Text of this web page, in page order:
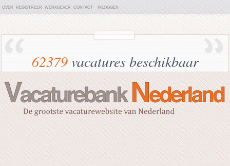
OVER REGISTREER WERKGEVER CONTACT INLOGGEN
62379vacatures beschikbaar